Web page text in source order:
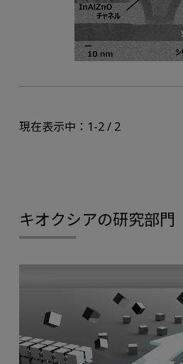
現在表示中：1-2 / 2
キオクシアの研究部門